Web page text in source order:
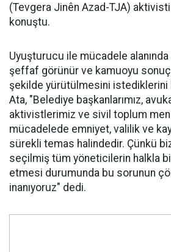
(Tevgera Jinên Azad-TJA)
konuştu.
Uyuşturucu ile mücadele alanında
şeffaf görünür ve kamuoyu
şekilde yürütülmesini istediklerini
Ata, "Belediye başkanlarımız,
aktivistlerimiz ve sivil toplum
mücadelede emniyet, valilik ve
sürekli temas halindedir. Çünkü
seçilmiş tüm yöneticilerin halkla
etmesi durumunda bu sorunun
inanıyoruz" dedi.